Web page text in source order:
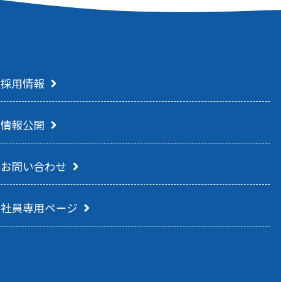
採用情報
情報公開
お問い合わせ
社員専用ページ